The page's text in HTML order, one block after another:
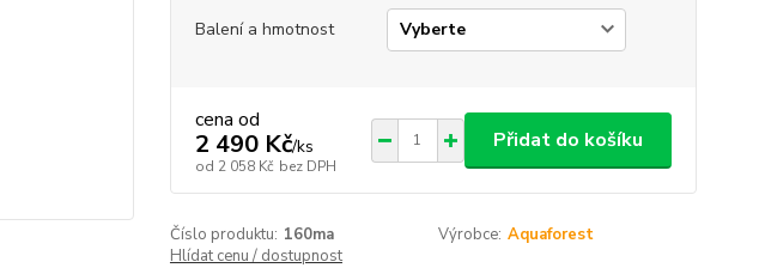
Balení a hmotnost
cena od
2 490 Kč/ks
od 2 058 Kč bez DPH
Přidat do košíku
Číslo produktu: 160ma Výrobce: Aquaforest
Hlídat cenu / dostupnost